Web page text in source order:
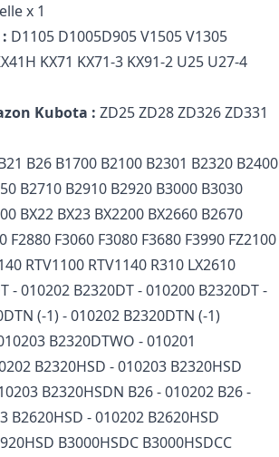
x 1
D1105 D1005D905 V1505 V1305
KX71 KX71-3 KX91-2 U25 U27-4
Kubota : ZD25 ZD28 ZD326 ZD331
B26 B1700 B2100 B2301 B2320 B2400
B2710 B2910 B2920 B3000 B3030
BX22 BX23 BX2200 BX2660 B2670
F2880 F3060 F3080 F3680 F3990 FZ2100
RTV1100 RTV1140 R310 LX2610
- 010202 B2320DT - 010200 B2320DT -
(-1) - 010202 B2320DTN (-1)
B2320DTWO - 010201
B2320HSD - 010203 B2320HSD
B2320HSDN B26 - 010202 B26 -
B2620HSD - 010202 B2620HSD
B3000HSDC B3000HSDCC